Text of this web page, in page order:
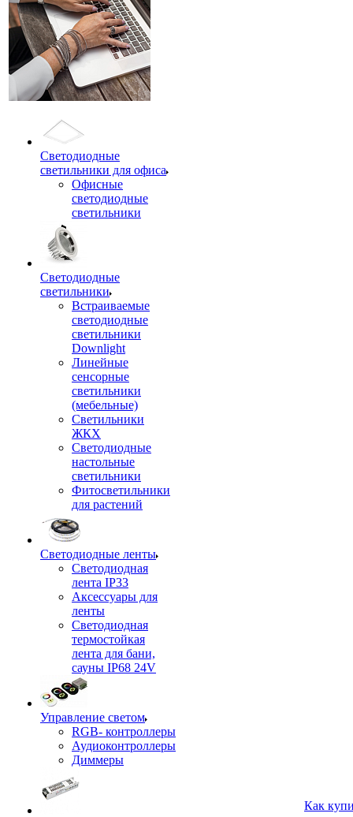
Светодиодные
светильники для офиса
Офисные
светодиодные
светильники
Светодиодные
светильники
Встраиваемые
светодиодные
светильники
Downlight
Линейные
сенсорные
светильники
(мебельные)
Светильники
ЖКХ
Светодиодные
настольные
светильники
Фитосветильники
для растений
Светодиодные ленты
Светодиодная
лента IP33
Аксессуары для
ленты
Светодиодная
термостойкая
лента для бани,
сауны IP68 24V
Управление светом
RGB- контроллеры
Аудиоконтроллеры
Диммеры
Как